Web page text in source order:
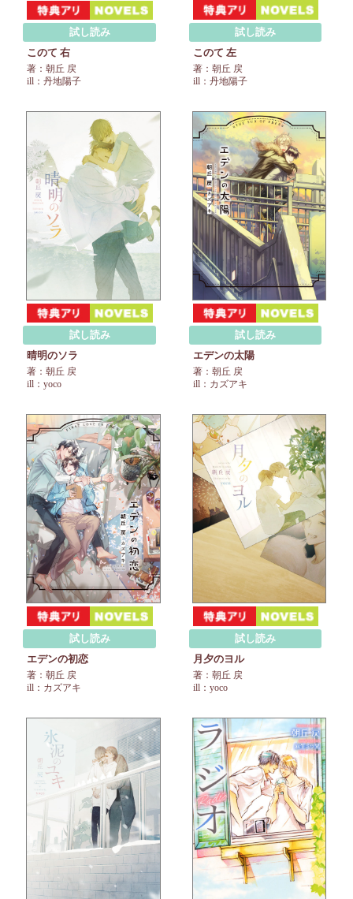
試し読み
このて 右
著：朝丘 戻
ill：丹地陽子
試し読み
このて 左
著：朝丘 戻
ill：丹地陽子
試し読み
晴明のソラ
著：朝丘 戻
ill：yoco
試し読み
エデンの太陽
著：朝丘 戻
ill：カズアキ
試し読み
エデンの初恋
著：朝丘 戻
ill：カズアキ
試し読み
月夕のヨル
著：朝丘 戻
ill：yoco